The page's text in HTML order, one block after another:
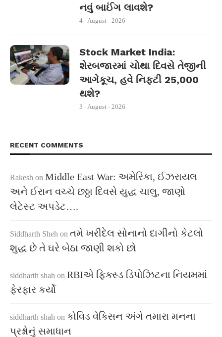
નવું બાઈંગ લાવશે?
4 - August - 2026
Stock Market India:
શેરબજારમાં ચોથા દિવસે તેજીની
આગેકૂચ, હવે નિફ્ટી 25,000
થશે?
3 - August - 2026
RECENT COMMENTS
Rakesh on Middle East War: અમેરિકા, ઈઝરાયલ
અને ઈરાન વચ્ચે છઠ્ઠા દિવસે યુદ્ધ ચાલુ, જાણો
લેટેસ્ટ અપડેટ….
Siddharth Sheh on તમે ખરીદેલ સોનાનો દાગીનો કેટલો
શુદ્ધ છે તે ઘરે બેઠા જાણી શકો છો
siddharth shah on RBIએ ફિક્સ્ડ ડિપોઝિટના નિયમમાં
ફેરફાર કર્યો
siddharth shah on કોવિડ વેક્સિન અંગે તમારા મનના
પ્રશ્નોનું સમાધાન